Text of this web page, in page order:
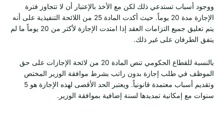
ووجود أسباب تستدعي ذلك لكن مع الأخذ بالإعتبار أن لا تتجاوز فترة
الإجازة مدة 20 يوماً. حيث أكدت المادة 25 من اللائحة التنفيذية على أنه
يتم تعليق جميع التزامات العقد إذا امتدت الإجازة لأكثر من 20 يوماً ما لم
يتفق الطرفان على غير ذلك.
بالنسبة للقطاع الحكومي تنص المادة 20 من لائحة الإجازات على حق
الموظف في طلب إجازة بدون راتب بشرط موافقة الوزير المختص
وتقديم أسباب معتمدة قانونياً. ويعتبر الحد الأقصى لهذه الإجازة هو 5
سنوات مع إمكانية تمديدها لسنة إضافية بموافقة الوزير.